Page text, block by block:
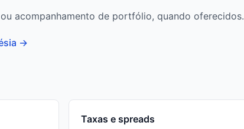
acompanhamento de portfólio, quando oferecidos.
→
Taxas e spreads